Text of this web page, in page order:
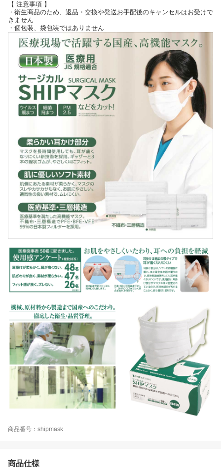
【 注意事項 】
・衛生商品のため、返品・交換や発送お手配後のキャンセルはお受けで
きません
・個包装、袋包装ではありません
商品番号：shipmask
商品仕様